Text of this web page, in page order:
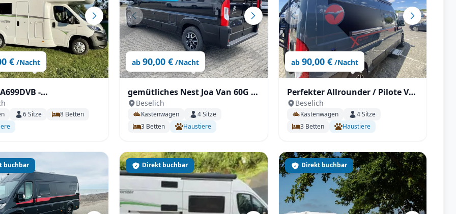
€ /Nacht
-
6 Sitze 8 Betten
ab 90,00 € /Nacht
gemütliches Nest Joa Van 60G /
165 PS
Beselich
Kastenwagen 4Sitze
3 Betten Haustiere
ab 90,00 € /Nacht
Perfekter Allrounder / Pilote V
600G mit Solar unter 6m!
Beselich
Kastenwagen 4 Sitze
3 Betten Haustiere
buchbar Direkt buchbar Direkt buchbar